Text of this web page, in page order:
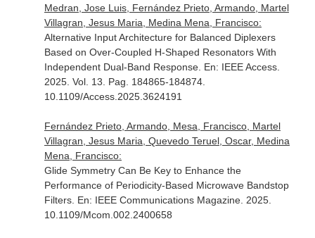
Medran, Jose Luis, Fernández Prieto, Armando, Martel
Villagran, Jesus Maria, Medina Mena, Francisco:
Alternative Input Architecture for Balanced Diplexers
Based on Over-Coupled H-Shaped Resonators With
Independent Dual-Band Response. En: IEEE Access.
2025. Vol. 13. Pag. 184865-184874.
10.1109/Access.2025.3624191
Fernández Prieto, Armando, Mesa, Francisco, Martel
Villagran, Jesus Maria, Quevedo Teruel, Oscar, Medina
Mena, Francisco:
Glide Symmetry Can Be Key to Enhance the
Performance of Periodicity-Based Microwave Bandstop
Filters. En: IEEE Communications Magazine. 2025.
10.1109/Mcom.002.2400658